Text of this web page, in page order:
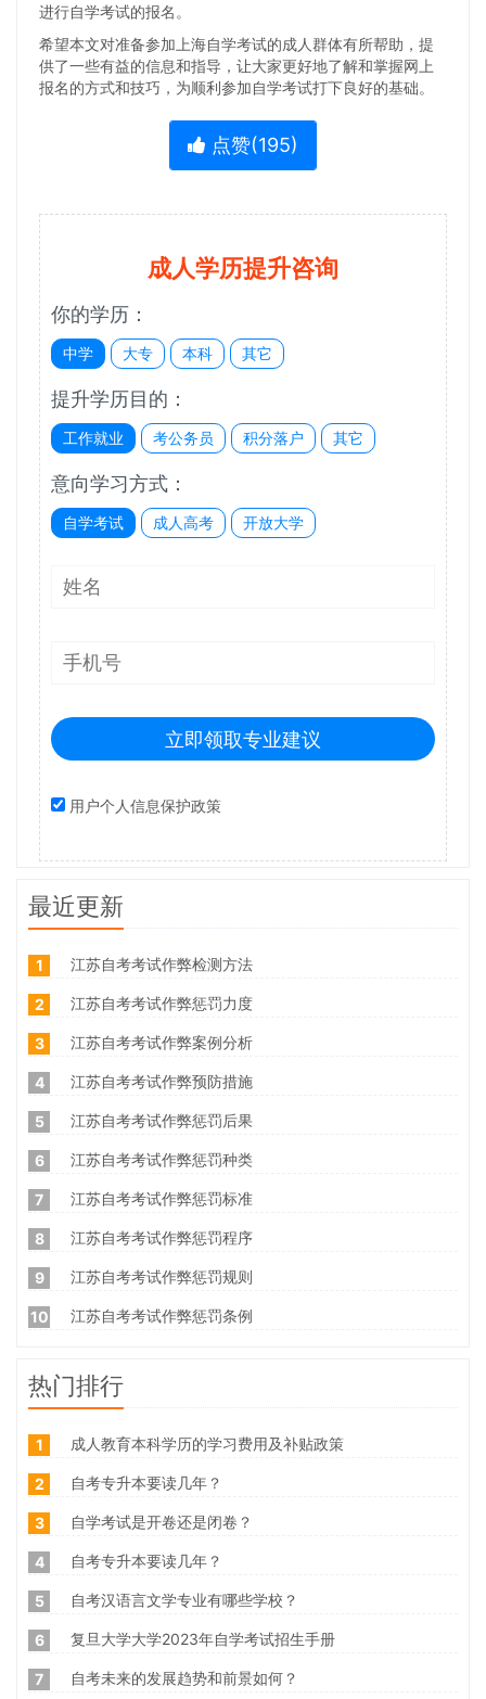
进行自学考试的报名。
希望本文对准备参加上海自学考试的成人群体有所帮助，提
供了一些有益的信息和指导，让大家更好地了解和掌握网上
报名的方式和技巧，为顺利参加自学考试打下良好的基础。
点赞(195)
成人学历提升咨询
你的学历：
中学 大专 本科 其它
提升学历目的：
工作就业 考公务员 积分落户 其它
意向学习方式：
自学考试 成人高考 开放大学
立即领取专业建议
用户个人信息保护政策
最近更新
1 江苏自考考试作弊检测方法
2 江苏自考考试作弊惩罚力度
3 江苏自考考试作弊案例分析
4 江苏自考考试作弊预防措施
5 江苏自考考试作弊惩罚后果
6 江苏自考考试作弊惩罚种类
7 江苏自考考试作弊惩罚标准
8 江苏自考考试作弊惩罚程序
9 江苏自考考试作弊惩罚规则
10 江苏自考考试作弊惩罚条例
热门排行
1 成人教育本科学历的学习费用及补贴政策
2 自考专升本要读几年？
3 自学考试是开卷还是闭卷？
4 自考专升本要读几年？
5 自考汉语言文学专业有哪些学校？
6 复旦大学大学2023年自学考试招生手册
7 自考未来的发展趋势和前景如何？